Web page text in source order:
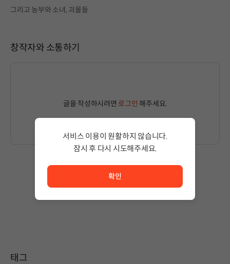
그리고 농부와 소녀, 괴물들
창작자와 소통하기
글을 작성하시려면 로그인 해주세요.
작성된 글이 없습니다.
태그
서비스 이용이 원활하지 않습니다.
잠시 후 다시 시도해주세요.
확인